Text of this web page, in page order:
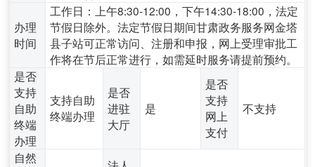
办理
时间
工作日：上午8:30-12:00，下午14:30-18:00，法定
节假日除外。法定节假日期间甘肃政务服务网金塔
县子站可正常访问、注册和申报，网上受理审批工
作将在节后正常进行，如需延时服务请提前预约。
是否
支持
自助
终端
办理
支持自助
终端办理
是否
进驻
大厅
是
是否
支持
网上
支付
不支持
自然